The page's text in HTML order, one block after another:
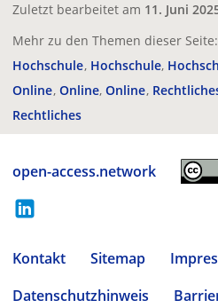
Zuletzt bearbeitet am 11. Juni
Mehr zu den Themen dieser Seite:
Hochschule Hochschule
Online Online Online
Rechtliches
open-access.network
Kontakt Sitemap
Datenschutzhinweis